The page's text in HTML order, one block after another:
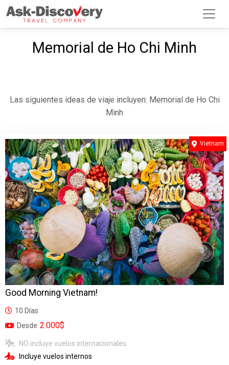
Memorial de Ho Chi Minh
Las siguientes ideas de viaje incluyen: Memorial de Ho Chi
Minh
Good Morning Vietnam!
10 Días
Desde 2.000$
NO incluye vuelos internacionales
Incluye vuelos internos
Vietnam